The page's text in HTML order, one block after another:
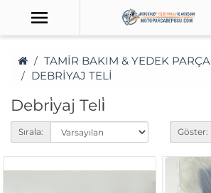
TAMİR BAKIM & YEDEK PARÇA
DEBRİYAJ TELİ
Debri̇yaj Teli̇
Sırala: Göster: